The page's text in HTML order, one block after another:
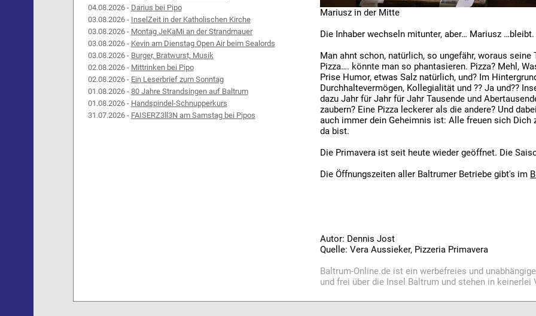
04.08.2026 - Darius bei Pipo
03.08.2026 - InselZeit in der Katholischen Kirche
03.08.2026 - Montag JeKaMi an der Strandmauer
03.08.2026 - Kevin am Dienstag Open Air beim Sealords
03.08.2026 - Burger, Bratwurst, Musik
02.08.2026 - Mittrinken bei Pipo
02.08.2026 - Ein Leserbrief zum Sonntag
01.08.2026 - 80 Jahre Strandsingen auf Baltrum
01.08.2026 - Handspindel-Schnupperkurs
31.07.2026 - FAISERZ3ll3N am Samstag bei Pipos
Mariusz in der Mitte
Die Inhaber wechseln mitunter, aber… Mariusz
Man ahnt schon, natürlich, so ungefähr, woraus
Pizza…. könnte man so phantasieren. Pizza? Mehl,
Prise Humor, etwas Salz natürlich, und? Im
Durchhaltevermögen, Kollegialität und ?? Ja und??
dazu Jahr für Jahr für Jahr Tausende und
zaubern? Eine Pizza leckerer als die andere? Und
auch immer dein Geheimnis ist: Alle freuen sich Dich
da bist.
Die Primavera ist seit heute wieder geöffnet. Die
Die Öffnungszeiten aller Baltrumer Betriebe gibt's im
Autor: Dennis Jost
Quelle: Vera Aussieker, Pizzeria Primavera
Baltrum-Online.de ist ein werbefreies und
und frei über die Insel Baltrum und stehen in keinerlei